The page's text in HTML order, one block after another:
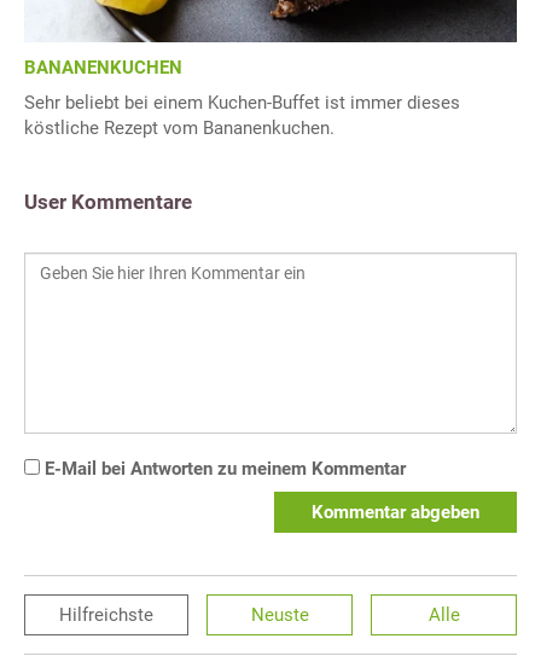
BANANENKUCHEN
Sehr beliebt bei einem Kuchen-Buffet ist immer dieses
köstliche Rezept vom Bananenkuchen.
User Kommentare
E-Mail bei Antworten zu meinem Kommentar
Kommentar abgeben
Hilfreichste Neuste Alle